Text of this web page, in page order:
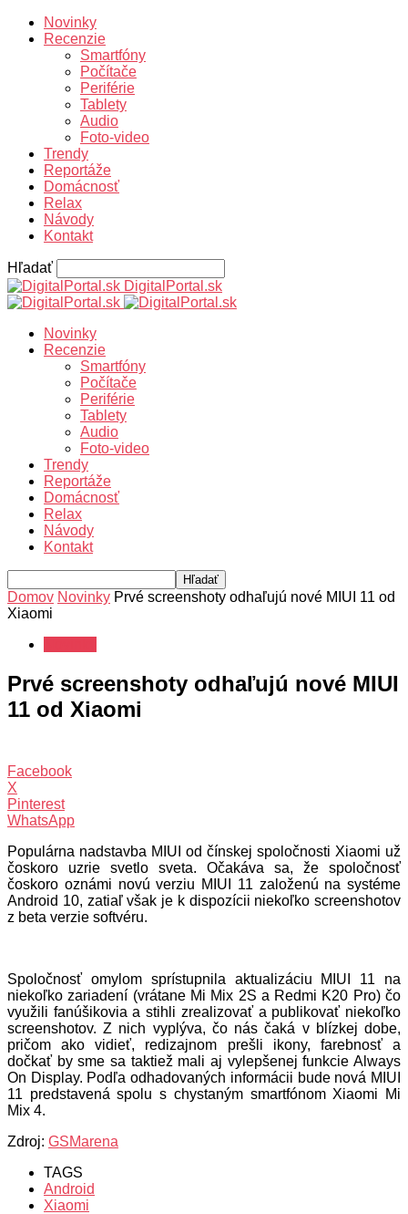
Novinky
Recenzie
Smartfóny
Počítače
Periférie
Tablety
Audio
Foto-video
Trendy
Reportáže
Domácnosť
Relax
Návody
Kontakt
Hľadať
DigitalPortal.sk
Novinky
Recenzie
Smartfóny
Počítače
Periférie
Tablety
Audio
Foto-video
Trendy
Reportáže
Domácnosť
Relax
Návody
Kontakt
Domov Novinky Prvé screenshoty odhaľujú nové MIUI 11 od
Xiaomi
Prvé screenshoty odhaľujú nové MIUI
11 od Xiaomi
Facebook
X
Pinterest
WhatsApp
Populárna nadstavba MIUI od čínskej spoločnosti Xiaomi už
čoskoro uzrie svetlo sveta. Očakáva sa, že spoločnosť
čoskoro oznámi novú verziu MIUI 11 založenú na systéme
Android 10, zatiaľ však je k dispozícii niekoľko screenshotov
z beta verzie softvéru.
Spoločnosť omylom sprístupnila aktualizáciu MIUI 11 na
niekoľko zariadení (vrátane Mi Mix 2S a Redmi K20 Pro) čo
využili fanúšikovia a stihli zrealizovať a publikovať niekoľko
screenshotov. Z nich vyplýva, čo nás čaká v blízkej dobe,
pričom ako vidieť, redizajnom prešli ikony, farebnosť a
dočkať by sme sa taktiež mali aj vylepšenej funkcie Always
On Display. Podľa odhadovaných informácii bude nová MIUI
11 predstavená spolu s chystaným smartfónom Xiaomi Mi
Mix 4.
Zdroj: GSMarena
TAGS
Android
Xiaomi